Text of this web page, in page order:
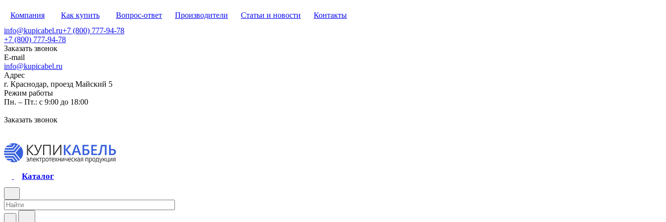
Компания Как купить Вопрос-ответ Производители Статьи и новости
Контакты
info@kupicabel.ru+7 (800) 777-94-78
+7 (800) 777-94-78
Заказать звонок
E-mail
info@kupicabel.ru
Адрес
г. Краснодар, проезд Майский 5
Режим работы
Пн. – Пт.: с 9:00 до 18:00
Заказать звонок
Каталог